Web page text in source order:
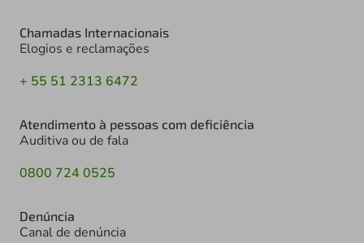
Chamadas Internacionais
Elogios e reclamações
+ 55 51 2313 6472
Atendimento à pessoas com deficiência
Auditiva ou de fala
0800 724 0525
Denúncia
Canal de denúncia